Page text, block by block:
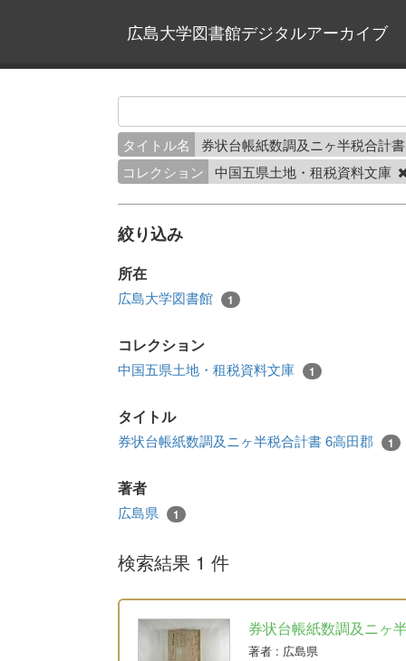
広島大学図書館デジタルアーカイブ
タイトル名
券状台帳紙数調及ニヶ半税合計
コレクション
中国五県土地・租税資料文庫
絞り込み
所在
広島大学図書館 1
コレクション
中国五県土地・租税資料文庫 1
タイトル
券状台帳紙数調及ニヶ半税合計書 6高田郡 1
著者
広島県 1
検索結果 1 件
券状台帳紙数調及ニヶ
著者 : 広島県